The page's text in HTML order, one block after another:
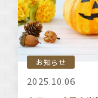
お知らせ
2025.10.06